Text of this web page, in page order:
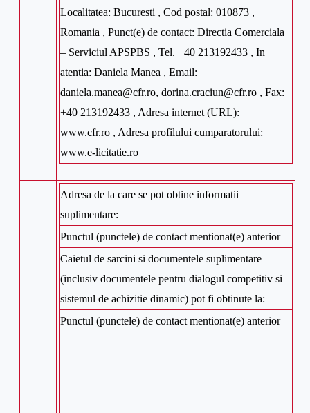
Localitatea: Bucuresti , Cod postal: 010873 ,
Romania , Punct(e) de contact: Directia Comerciala
– Serviciul APSPBS , Tel. +40 213192433 , In
atentia: Daniela Manea , Email:
daniela.manea@cfr.ro, dorina.craciun@cfr.ro , Fax:
+40 213192433 , Adresa internet (URL):
www.cfr.ro , Adresa profilului cumparatorului:
www.e-licitatie.ro
Adresa de la care se pot obtine informatii
suplimentare:
Punctul (punctele) de contact mentionat(e) anterior
Caietul de sarcini si documentele suplimentare
(inclusiv documentele pentru dialogul competitiv si
sistemul de achizitie dinamic) pot fi obtinute la:
Punctul (punctele) de contact mentionat(e) anterior